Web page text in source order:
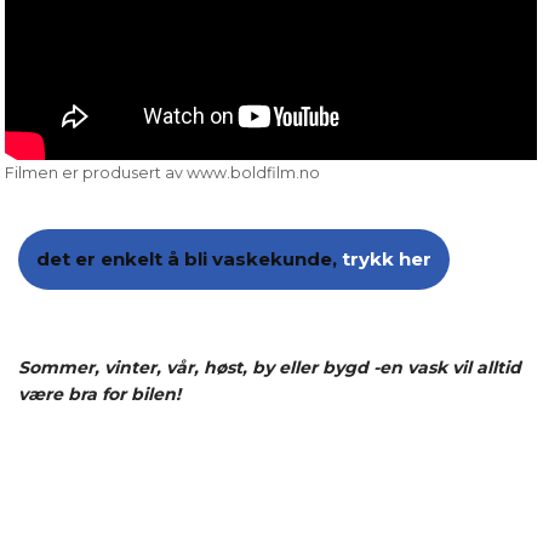
Filmen er produsert av www.boldfilm.no
det er enkelt å bli vaskekunde, trykk her
Sommer, vinter, vår, høst, by eller bygd -en vask vil alltid
være bra for bilen!